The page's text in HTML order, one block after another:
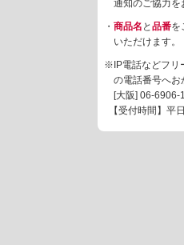
通知のご協力を
・ 商品名 と 品番を
いただけます。
※IP電話などフリ
の電話番号へお
[大阪] 06-6906-
【受付時間】平